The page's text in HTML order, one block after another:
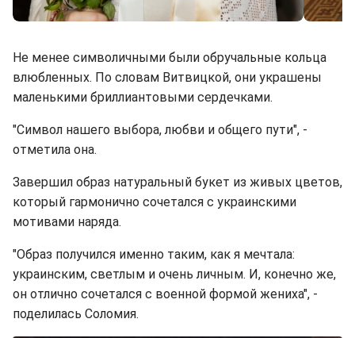
Не менее символичными были обручальные кольца
влюбленных. По словам Витвицкой, они украшены
маленькими бриллиантовыми сердечками.
"Символ нашего выбора, любви и общего пути", -
отметила она.
Завершил образ натуральный букет из живых цветов,
который гармонично сочетался с украинскими
мотивами наряда.
"Образ получился именно таким, как я мечтала:
украинским, светлым и очень личным. И, конечно же,
он отлично сочетался с военной формой жениха", -
поделилась Соломия.